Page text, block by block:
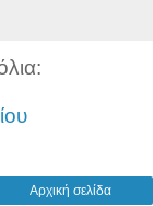
Αρχική σελίδα